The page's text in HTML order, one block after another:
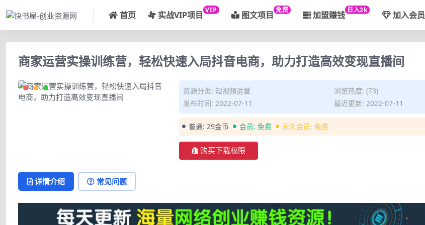
首页 实战VIP项目 VIP 图文项目 免费 加盟赚钱 日入2k 加入会员
商家运营实操训练营，轻松快速入局抖音电商，助力打造高效变现直播间
资源分类: 短视频运营
浏览热度: (73)
发布时间: 2022-07-11
最近更新: 2022-07-11
普通: 29金币 会员: 免费 永久会员: 免费
购买下载权限
详情介绍 常见问题